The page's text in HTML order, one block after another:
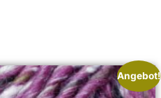
Angebot!